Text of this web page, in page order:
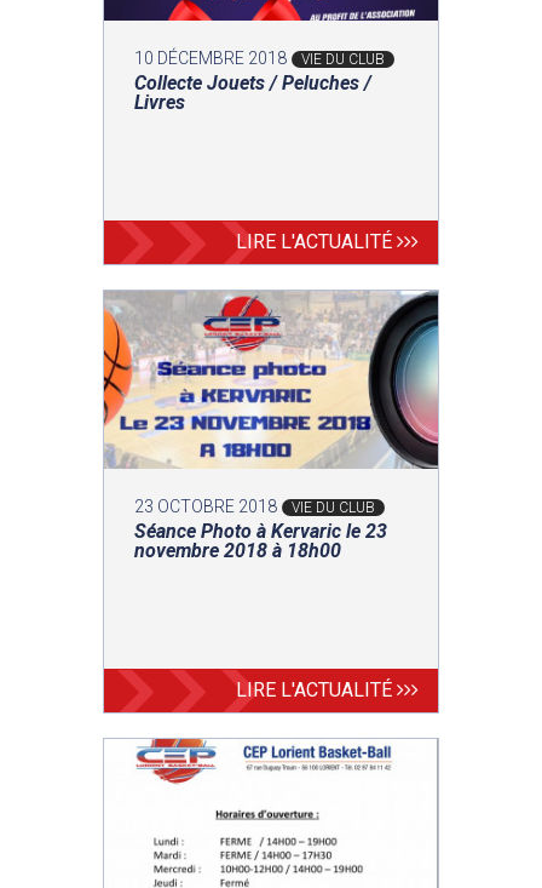
10 DÉCEMBRE 2018 VIE DU CLUB
Collecte Jouets / Peluches /
Livres
LIRE L'ACTUALITÉ
23 OCTOBRE 2018 VIE DU CLUB
Séance Photo à Kervaric le 23
novembre 2018 à 18h00
LIRE L'ACTUALITÉ